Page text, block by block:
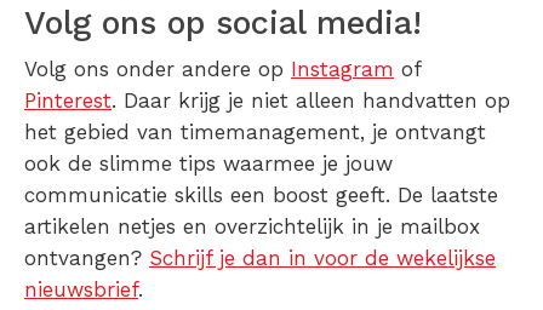
Volg ons op social media!
Volg ons onder andere op Instagram of
Pinterest. Daar krijg je niet alleen handvatten op
het gebied van timemanagement, je ontvangt
ook de slimme tips waarmee je jouw
communicatie skills een boost geeft. De laatste
artikelen netjes en overzichtelijk in je mailbox
ontvangen? Schrijf je dan in voor de wekelijkse
nieuwsbrief.